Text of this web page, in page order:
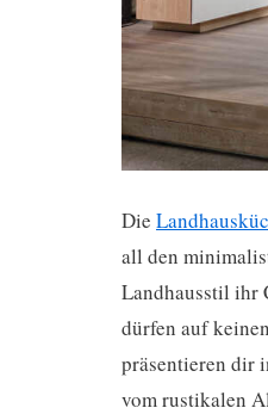
Die
all den
Landhausstil ihr
dürfen auf
präsentieren dir
vom rustikalen